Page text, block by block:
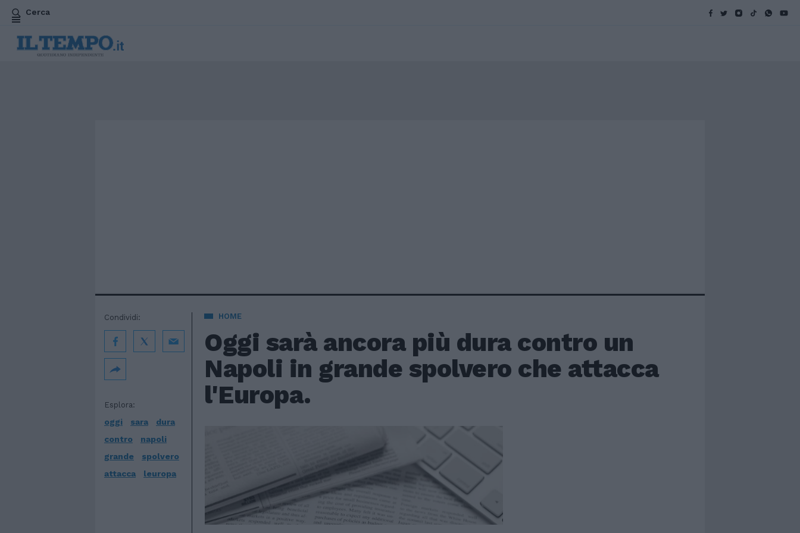
Cerca
HOME
Oggi sarà ancora più dura contro un
Napoli in grande spolvero che attacca
l'Europa.
Esplora:
oggi sara
dura
contro
napoli
grande
spolvero
attacca
leuropa
Condividi: